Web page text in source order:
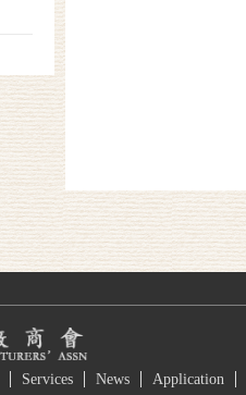
Services News Application